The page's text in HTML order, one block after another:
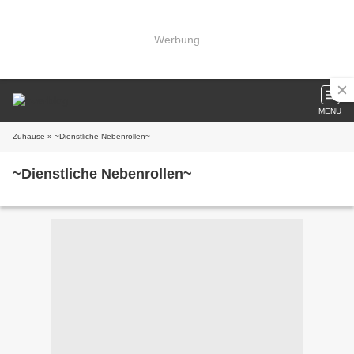
Werbung
MENU
Zuhause » ~Dienstliche Nebenrollen~
~Dienstliche Nebenrollen~